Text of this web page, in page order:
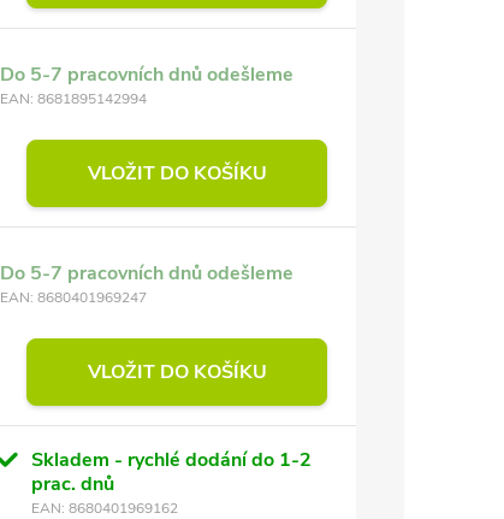
Do 5-7 pracovních dnů odešleme
EAN: 8681895142994
VLOŽIT DO KOŠÍKU
Do 5-7 pracovních dnů odešleme
EAN: 8680401969247
VLOŽIT DO KOŠÍKU
Skladem - rychlé dodání do 1-2
prac. dnů
EAN: 8680401969162